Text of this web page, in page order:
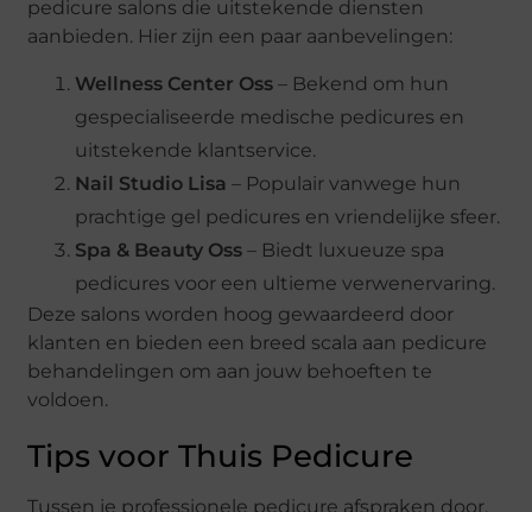
pedicure salons die uitstekende diensten
aanbieden. Hier zijn een paar aanbevelingen:
Wellness Center Oss – Bekend om hun
gespecialiseerde medische pedicures en
uitstekende klantservice.
Nail Studio Lisa – Populair vanwege hun
prachtige gel pedicures en vriendelijke sfeer.
Spa & Beauty Oss – Biedt luxueuze spa
pedicures voor een ultieme verwenervaring.
Deze salons worden hoog gewaardeerd door
klanten en bieden een breed scala aan pedicure
behandelingen om aan jouw behoeften te
voldoen.
Tips voor Thuis Pedicure
Tussen je professionele pedicure afspraken door,